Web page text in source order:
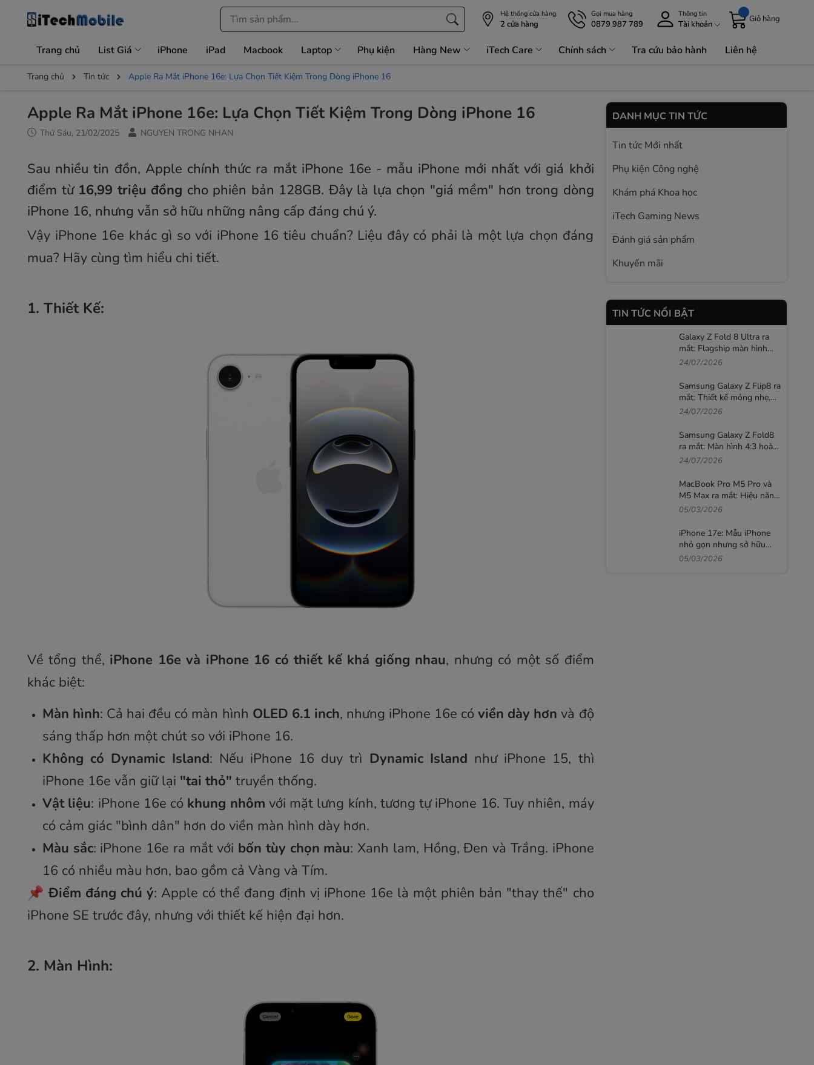
Hệ thống cửa hàng
2 cửa hàng
Gọi mua hàng
0879 987 789
Thông tin
Tài khoản
Giỏ hàng
Trang chủ List Giá iPhone iPad Macbook Laptop Phụ kiện Hàng New iTech Care Chính sách Tra cứu bảo hành Liên hệ
Trang chủ Tin tức Apple Ra Mắt iPhone 16e: Lựa Chọn Tiết Kiệm Trong Dòng iPhone 16
Apple Ra Mắt iPhone 16e: Lựa Chọn Tiết Kiệm Trong Dòng iPhone 16
Thứ Sáu, 21/02/2025 NGUYEN TRONG NHAN
Sau nhiều tin đồn, Apple chính thức ra mắt iPhone 16e - mẫu iPhone mới nhất với giá khởi
điểm từ 16,99 triệu đồng cho phiên bản 128GB. Đây là lựa chọn "giá mềm" hơn trong dòng
iPhone 16, nhưng vẫn sở hữu những nâng cấp đáng chú ý.
Vậy iPhone 16e khác gì so với iPhone 16 tiêu chuẩn? Liệu đây có phải là một lựa chọn đáng
mua? Hãy cùng tìm hiểu chi tiết.
1. Thiết Kế:
Về tổng thể, iPhone 16e và iPhone 16 có thiết kế khá giống nhau, nhưng có một số điểm
khác biệt:
Màn hình: Cả hai đều có màn hình OLED 6.1 inch, nhưng iPhone 16e cóviền dày hơn và độ
sáng thấp hơn một chút so với iPhone 16.
Không có Dynamic Island: Nếu iPhone 16 duy trì Dynamic Island như iPhone 15, thì
iPhone 16e vẫn giữ lại "tai thỏ" truyền thống.
Vật liệu: iPhone 16e có khung nhôm với mặt lưng kính, tương tự iPhone 16. Tuy nhiên, máy
có cảm giác "bình dân" hơn do viền màn hình dày hơn.
Màu sắc: iPhone 16e ra mắt với bốn tùy chọn màu: Xanh lam, Hồng, Đen và Trắng. iPhone
16 có nhiều màu hơn, bao gồm cả Vàng và Tím.
📌Điểm đáng chú ý: Apple có thể đang định vị iPhone 16e là một phiên bản "thay thế" cho
iPhone SE trước đây, nhưng với thiết kế hiện đại hơn.
2. Màn Hình:
DANH MỤC TIN TỨC
Tin tức Mới nhất
Phụ kiện Công nghệ
Khám phá Khoa học
iTech Gaming News
Đánh giá sản phẩm
Khuyến mãi
TIN TỨC NỔI BẬT
Galaxy Z Fold 8 Ultra ra
mắt: Flagship màn hình
gập mạnh nhất của
triệu đồng
24/07/2026
Samsung Galaxy Z Flip8 ra
mắt: Thiết kế mỏng nhẹ,
màn hình ngoài lớn và AI
24/07/2026
Samsung Galaxy Z Fold8
ra mắt: Màn hình 4:3 hoàn
toàn mới, Galaxy AI thông
24/07/2026
MacBook Pro M5 Pro và
M5 Max ra mắt: Hiệu năng
AI mạnh hơn, SSD nhanh
05/03/2026
iPhone 17e: Mẫu iPhone
nhỏ gọn nhưng sở hữu
sức mạnh vượt trội
05/03/2026